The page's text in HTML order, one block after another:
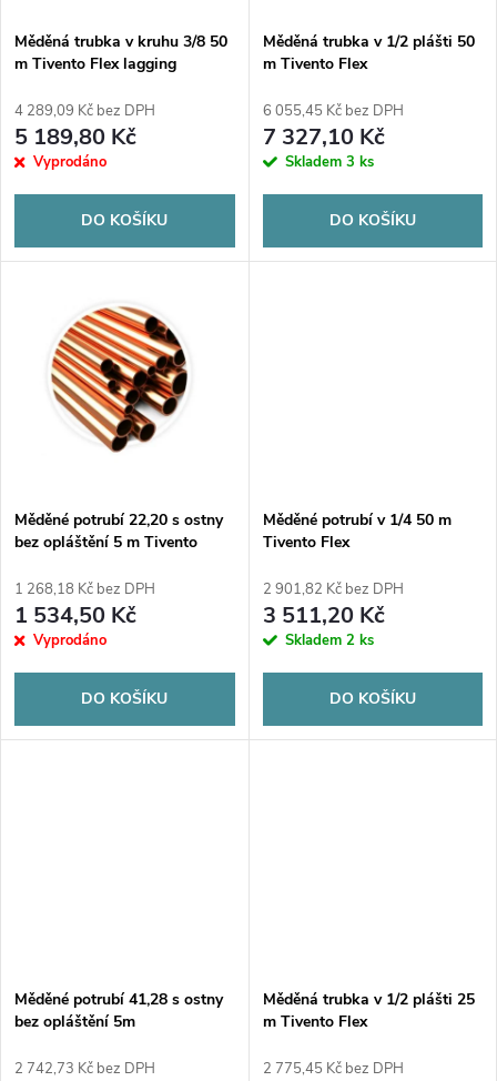
p
r
o
u
s
p
r
o
d
Měděná trubka v kruhu 3/8 50
m Tivento Flex lagging
4 289,09 Kč bez DPH
5 189,80 Kč
Vyprodáno
DO KOŠÍKU
Měděná trubka v 1/2 plášti 50
m Tivento Flex
6 055,45 Kč bez DPH
7 327,10 Kč
Skladem 3 ks
DO KOŠÍKU
Měděné potrubí 22,20 s ostny
bez opláštění 5 m Tivento
1 268,18 Kč bez DPH
1 534,50 Kč
Vyprodáno
DO KOŠÍKU
Měděné potrubí v 1/4 50 m
Tivento Flex
2 901,82 Kč bez DPH
3 511,20 Kč
Skladem 2 ks
DO KOŠÍKU
Měděné potrubí 41,28 s ostny
bez opláštění 5m
2 742,73 Kč bez DPH
Měděná trubka v 1/2 plášti 25
m Tivento Flex
2 775,45 Kč bez DPH